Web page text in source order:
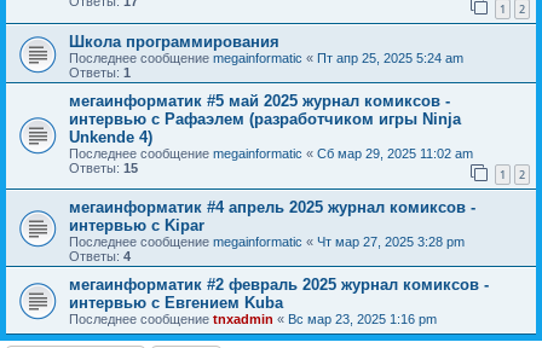
1 2
Школа программирования
Последнее сообщение megainformatic « Пт апр 25, 2025 5:24 am
Ответы: 1
мегаинформатик #5 май 2025 журнал комиксов -
интервью с Рафаэлем (разработчиком игры Ninja
Unkende 4)
Последнее сообщение megainformatic « Сб мар 29, 2025 11:02 am
Ответы: 15 1 2
мегаинформатик #4 апрель 2025 журнал комиксов -
интервью с Kipar
Последнее сообщение megainformatic « Чт мар 27, 2025 3:28 pm
Ответы: 4
мегаинформатик #2 февраль 2025 журнал комиксов -
интервью с Евгением Kuba
Последнее сообщение tnxadmin « Вс мар 23, 2025 1:16 pm